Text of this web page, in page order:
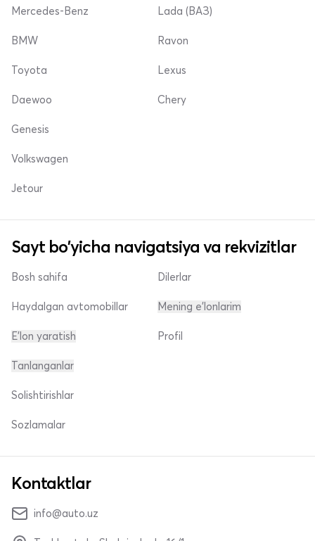
Mercedes-Benz Lada (ВАЗ)
BMW
Toyota
Daewoo
Ravon
Lexus
Chery
Genesis
Volkswagen
Jetour
Sayt bo'yicha navigatsiya va rekvizitlar
Bosh sahifa
Haydalgan avtomobillar
E'lon yaratish
Dilerlar
Mening e'lonlarim
Profil
Tanlanganlar
Solishtirishlar
Sozlamalar
Kontaktlar
info@auto.uz